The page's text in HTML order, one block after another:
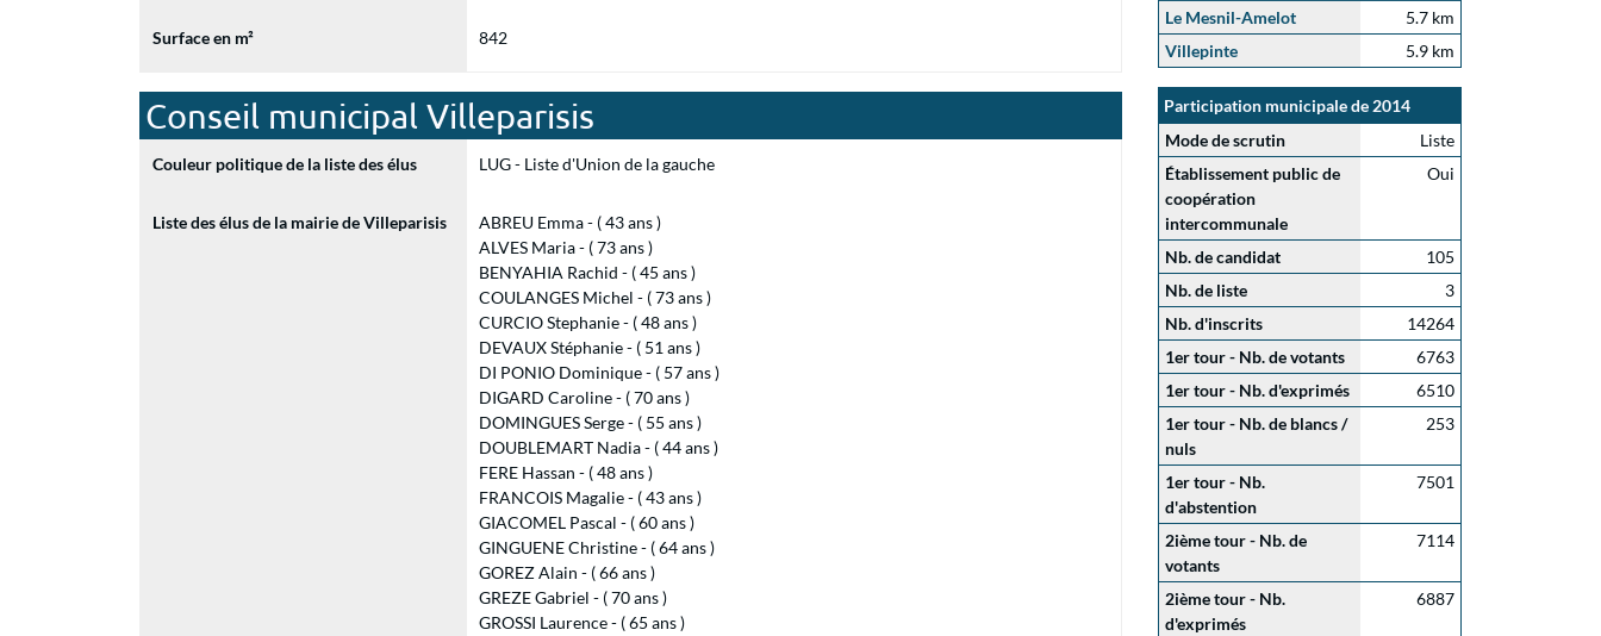
Surface en m² 842
Conseil municipal Villeparisis
Couleur politique de la liste des élus LUG - Liste d'Union de la gauche
Liste des élus de la mairie de Villeparisis
ABREU Emma - ( 43 ans )
ALVES Maria - ( 73 ans )
BENYAHIA Rachid - ( 45 ans )
COULANGES Michel - ( 73 ans )
CURCIO Stephanie - ( 48 ans )
DEVAUX Stéphanie - ( 51 ans )
DI PONIO Dominique - ( 57 ans )
DIGARD Caroline - ( 70 ans )
DOMINGUES Serge - ( 55 ans )
DOUBLEMART Nadia - ( 44 ans )
FERE Hassan - ( 48 ans )
FRANCOIS Magalie - ( 43 ans )
GIACOMEL Pascal - ( 60 ans )
GINGUENE Christine - ( 64 ans )
GOREZ Alain - ( 66 ans )
GREZE Gabriel - ( 70 ans )
GROSSI Laurence - ( 65 ans )
Le Mesnil-Amelot
5.7 km
Villepinte
5.9 km
Participation municipale de 2014
Mode de scrutin
Liste
Établissement public de
coopération
intercommunale
Oui
Nb. de candidat
105
Nb. de liste
3
Nb. d'inscrits
14264
1er tour - Nb. de votants
6763
1er tour - Nb. d'exprimés
6510
1er tour - Nb. de blancs /
nuls
253
1er tour - Nb.
d'abstention
7501
2ième tour - Nb. de
votants
7114
2ième tour - Nb.
d'exprimés
6887